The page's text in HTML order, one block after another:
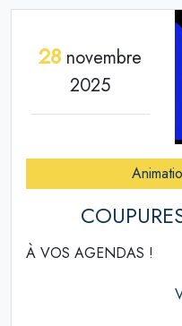
28 novembre
2025
À VOS AGENDAS !